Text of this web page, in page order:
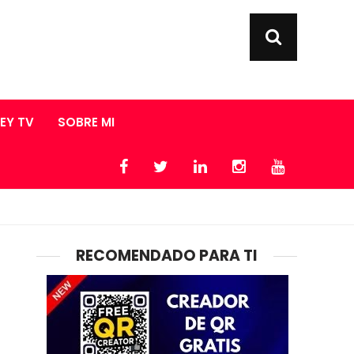
TV SOBRE MI
RECOMENDADO PARA TI